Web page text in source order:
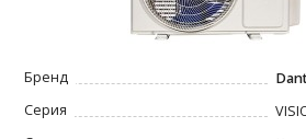
Бренд
Серия